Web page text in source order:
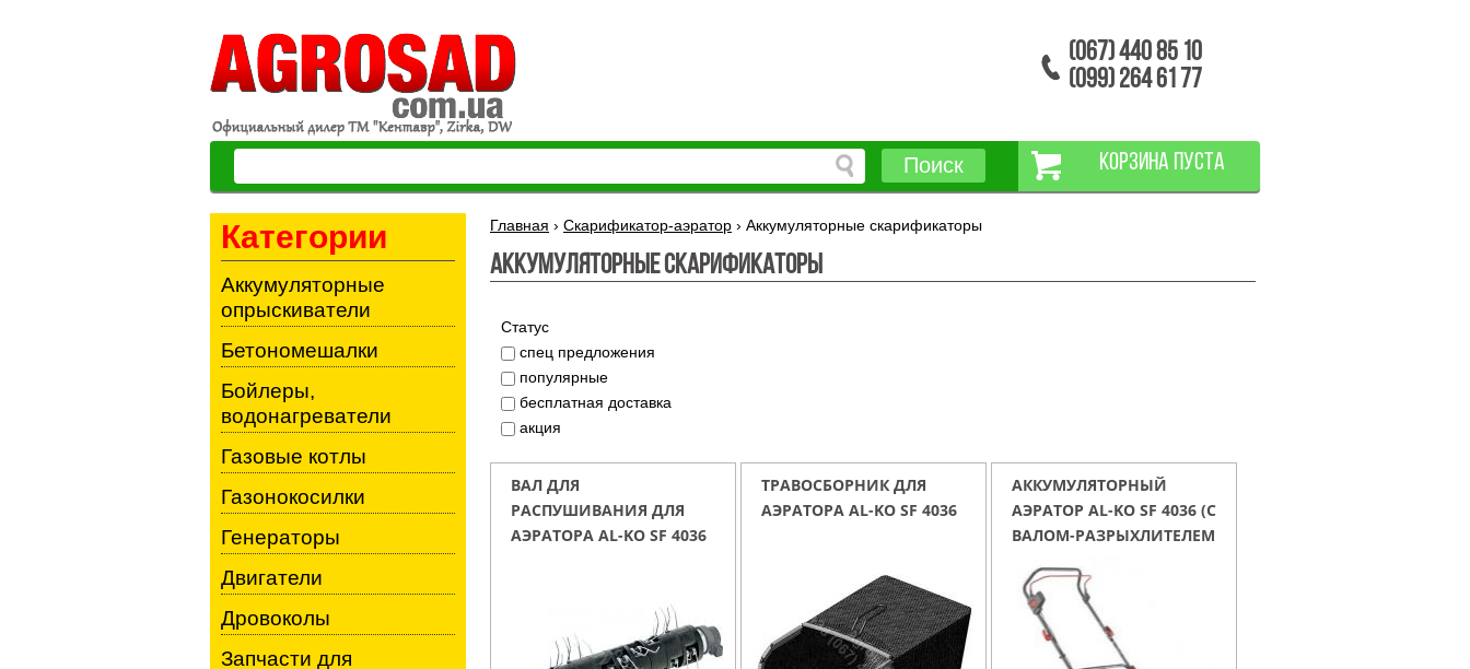
(067) 440 85 10
(099) 264 61 77
Поиск КОРЗИНА ПУСТА
Главная › Скарификатор-аэратор › Аккумуляторные скарификаторы
Аккумуляторные скарификаторы
Статус
спец предложения
популярные
бесплатная доставка
акция
ВАЛ ДЛЯ
РАСПУШИВАНИЯ ДЛЯ
АЭРАТОРА AL-KO SF 4036
ТРАВОСБОРНИК ДЛЯ
АЭРАТОРА AL-KO SF 4036
АККУМУЛЯТОРНЫЙ
АЭРАТОР AL-KO SF 4036 (С
ВАЛОМ-РАЗРЫХЛИТЕЛЕМ
Категории
Аккумуляторные
опрыскиватели
Бетономешалки
Бойлеры,
водонагреватели
Газовые котлы
Газонокосилки
Генераторы
Двигатели
Дровоколы
Запчасти для